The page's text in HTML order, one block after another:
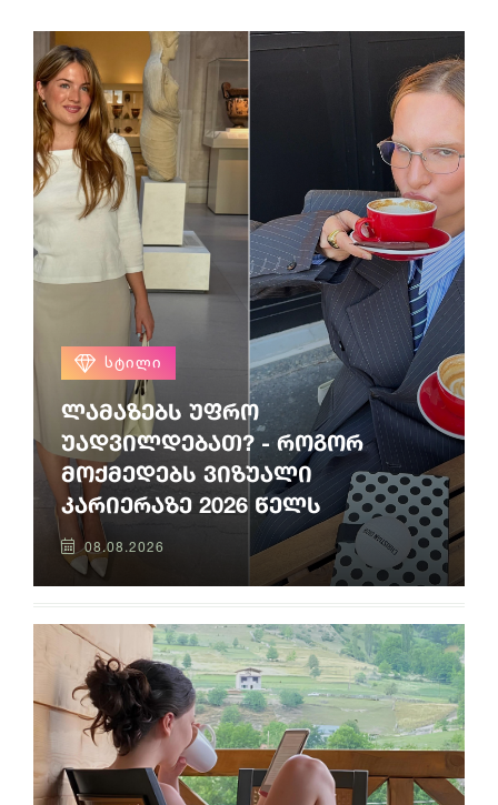
ᲡᲢᲘᲚᲘ
ლამაზებს უფრო
უადვილდებათ? - როგორ
მოქმედებს ვიზუალი
კარიერაზე 2026 წელს
08.08.2026